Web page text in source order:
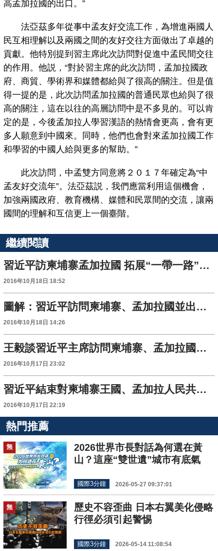
高孟加拉國的出口。”
法亞茲多年從事中孟友好交流工作，為增進兩國人
民互相理解以及兩國之間的友好交往方面做出了卓越的
貢獻。他特別提到習主席此次訪問對促進中孟民間交往
的作用。他説，“對於習主席的此次訪問，孟加拉國政
府、商貿、學術界和媒體都給與了很高的關注。但是值
得一提的是，此次訪問孟加拉國的普通民眾也給與了很
高的關注，這在以往的高層訪問中是不多見的。可以肯
定的是，今後孟加拉人學習漢語的熱情會更高，會有更
多人願意到中國來。同時，他們也會對來孟加拉國工作
和學習的中國人給與更多的幫助。”
此次訪問，中孟雙方同意將２０１７年確定為“中
孟友好交流年”。法亞茲説，我們應當利用這個機會，
加強兩國政府、教育機構、媒體和民眾間的交流，讓兩
國間的理解和互信更上一個臺階。
繼續閱讀
習近平訪柬埔寨孟加拉國 拓展“一帶一路”之旅成果豐碩
2016年10月18日 18:52
圖解：習近平訪問柬埔寨、孟加拉國並出席金磚國家領導人會晤全紀錄
2016年10月18日 14:26
王毅談習近平主席訪問柬埔寨、孟加拉國並出席金磚國家領導人第八次會晤
2016年10月17日 23:02
習近平結束對柬埔寨王國、孟加拉人民共和國國事訪問並出席在印度果阿舉行的金磚國家領導人第八次會晤回到北京
2016年10月17日 22:19
熱門推薦
無
2026世界市長對話為何選在黃
山？這座“雙世遺”城市有底氣
國際3分鐘 2026-05-27 09:37:01
無
歷史不容歪曲 日本右翼美化侵略
行徑必須引起警惕
國際3分鐘 2026-05-14 11:08:54